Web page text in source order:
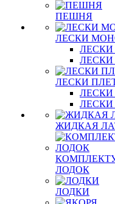
ПЕШНЯ
ЛЕСКИ
ЛЕСКИ
ЛЕСКИ
ЛЕСКИ
ЛЕСКИ
ЛЕСКИ
ЖИДКАЯ
ЛОДОК
ЛОДКИ